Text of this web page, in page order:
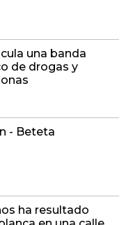
una banda
de drogas y
- Beteta
ha resultado